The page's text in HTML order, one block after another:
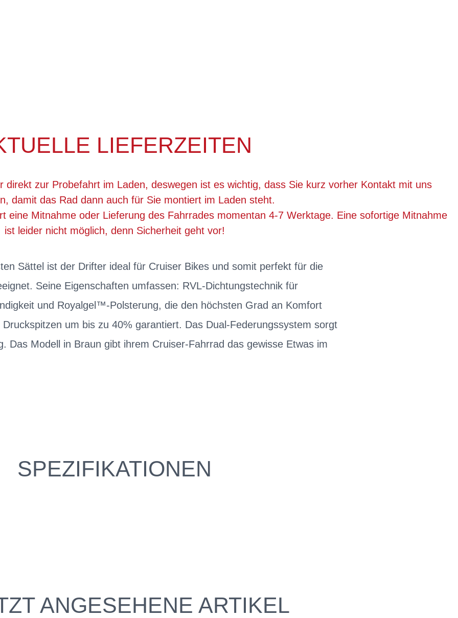
LIEFERZEITEN
direkt zur Probefahrt im Laden, deswegen ist es wichtig, dass Sie kurz vorher Kontakt mit uns
damit das Rad dann auch für Sie montiert im Laden steht.
eine Mitnahme oder Lieferung des Fahrrades momentan 4-7 Werktage. Eine sofortige Mitnahme
ist leider nicht möglich, denn Sicherheit geht vor!
Sättel ist der Drifter ideal für Cruiser Bikes und somit perfekt für die
Seine Eigenschaften umfassen: RVL-Dichtungstechnik für
und Royalgel™-Polsterung, die den höchsten Grad an Komfort
um bis zu 40% garantiert. Das Dual-Federungssystem sorgt
Das Modell in Braun gibt ihrem Cruiser-Fahrrad das gewisse Etwas im
SPEZIFIKATIONEN
ANGESEHENE ARTIKEL